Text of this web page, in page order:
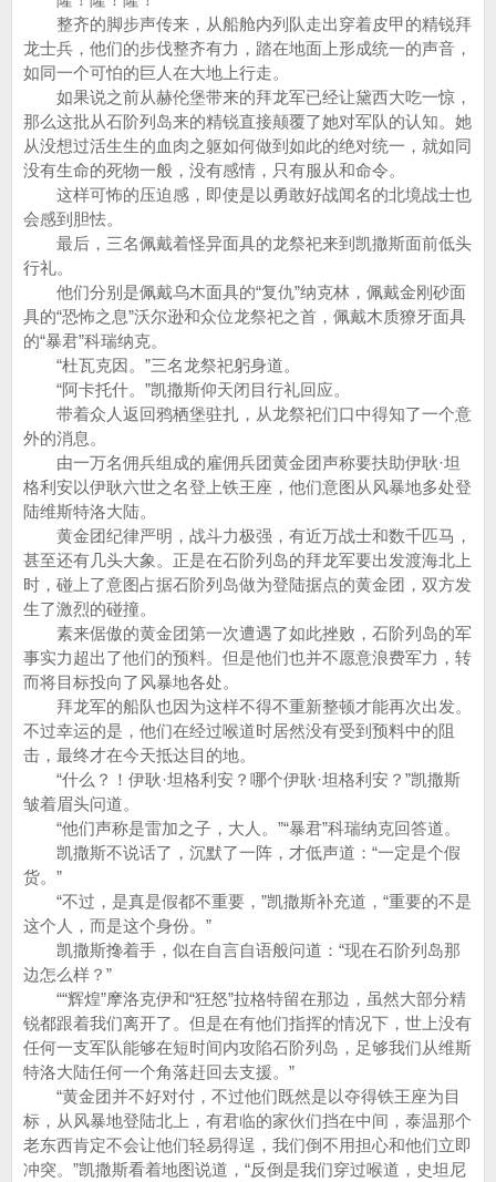
整齐的脚步声传来，从船舱内列队走出穿着皮甲的精锐拜
龙士兵，他们的步伐整齐有力，踏在地面上形成统一的声音，
如同一个可怕的巨人在大地上行走。
如果说之前从赫伦堡带来的拜龙军已经让黛西大吃一惊，
那么这批从石阶列岛来的精锐直接颠覆了她对军队的认知。她
从没想过活生生的血肉之躯如何做到如此的绝对统一，就如同
没有生命的死物一般，没有感情，只有服从和命令。
这样可怖的压迫感，即使是以勇敢好战闻名的北境战士也
会感到胆怯。
最后，三名佩戴着怪异面具的龙祭祀来到凯撒斯面前低头
行礼。
他们分别是佩戴乌木面具的“复仇”纳克林，佩戴金刚砂面
具的“恐怖之息”沃尔逊和众位龙祭祀之首，佩戴木质獠牙面具
的“暴君”科瑞纳克。
“杜瓦克因。”三名龙祭祀躬身道。
“阿卡托什。”凯撒斯仰天闭目行礼回应。
带着众人返回鸦栖堡驻扎，从龙祭祀们口中得知了一个意
外的消息。
由一万名佣兵组成的雇佣兵团黄金团声称要扶助伊耿·坦
格利安以伊耿六世之名登上铁王座，他们意图从风暴地多处登
陆维斯特洛大陆。
黄金团纪律严明，战斗力极强，有近万战士和数千匹马，
甚至还有几头大象。正是在石阶列岛的拜龙军要出发渡海北上
时，碰上了意图占据石阶列岛做为登陆据点的黄金团，双方发
生了激烈的碰撞。
素来倨傲的黄金团第一次遭遇了如此挫败，石阶列岛的军
事实力超出了他们的预料。但是他们也并不愿意浪费军力，转
而将目标投向了风暴地各处。
拜龙军的船队也因为这样不得不重新整顿才能再次出发。
不过幸运的是，他们在经过喉道时居然没有受到预料中的阻
击，最终才在今天抵达目的地。
“什么？！伊耿·坦格利安？哪个伊耿·坦格利安？”凯撒斯
皱着眉头问道。
“他们声称是雷加之子，大人。”“暴君”科瑞纳克回答道。
凯撒斯不说话了，沉默了一阵，才低声道：“一定是个假
货。”
“不过，是真是假都不重要，”凯撒斯补充道，“重要的不是
这个人，而是这个身份。”
凯撒斯搀着手，似在自言自语般问道：“现在石阶列岛那
边怎么样？”
““辉煌”摩洛克伊和“狂怒”拉格特留在那边，虽然大部分精
锐都跟着我们离开了。但是在有他们指挥的情况下，世上没有
任何一支军队能够在短时间内攻陷石阶列岛，足够我们从维斯
特洛大陆任何一个角落赶回去支援。”
“黄金团并不好对付，不过他们既然是以夺得铁王座为目
标，从风暴地登陆北上，有君临的家伙们挡在中间，泰温那个
老东西肯定不会让他们轻易得逞，我们倒不用担心和他们立即
冲突。”凯撒斯看着地图说道，“反倒是我们穿过喉道，史坦尼